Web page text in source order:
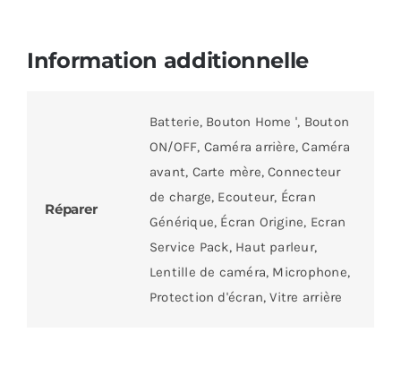
Information additionnelle
Réparer
Batterie, Bouton Home ', Bouton
ON/OFF, Caméra arrière, Caméra
avant, Carte mère, Connecteur
de charge, Ecouteur, Écran
Générique, Écran Origine, Ecran
Service Pack, Haut parleur,
Lentille de caméra, Microphone,
Protection d'écran, Vitre arrière